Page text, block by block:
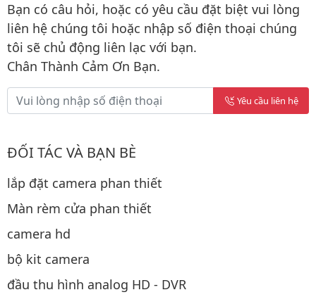
Bạn có câu hỏi, hoặc có yêu cầu đặt biệt vui lòng
liên hệ chúng tôi hoặc nhập số điện thoại chúng
tôi sẽ chủ động liên lạc với bạn.
Chân Thành Cảm Ơn Bạn.
Yêu cầu liên hệ
ĐỐI TÁC VÀ BẠN BÈ
lắp đặt camera phan thiết
Màn rèm cửa phan thiết
camera hd
bộ kit camera
đầu thu hình analog HD - DVR